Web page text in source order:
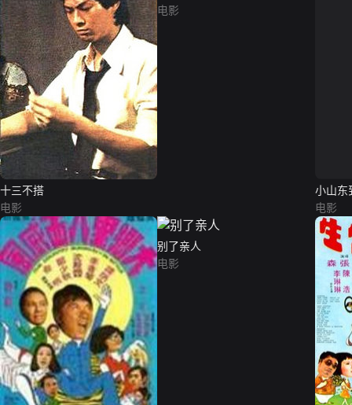
十三不搭
电影
电影
小山东
电影
别了亲人
电影